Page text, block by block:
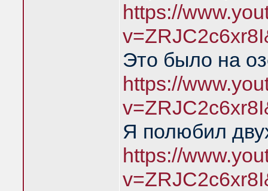
https://
Это было на
https://
Я полюбил
https://